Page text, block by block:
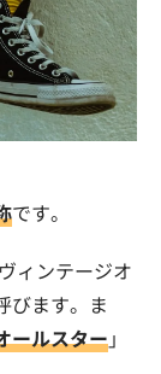
です。
ィンテージオ
びます。ま
ールスター」